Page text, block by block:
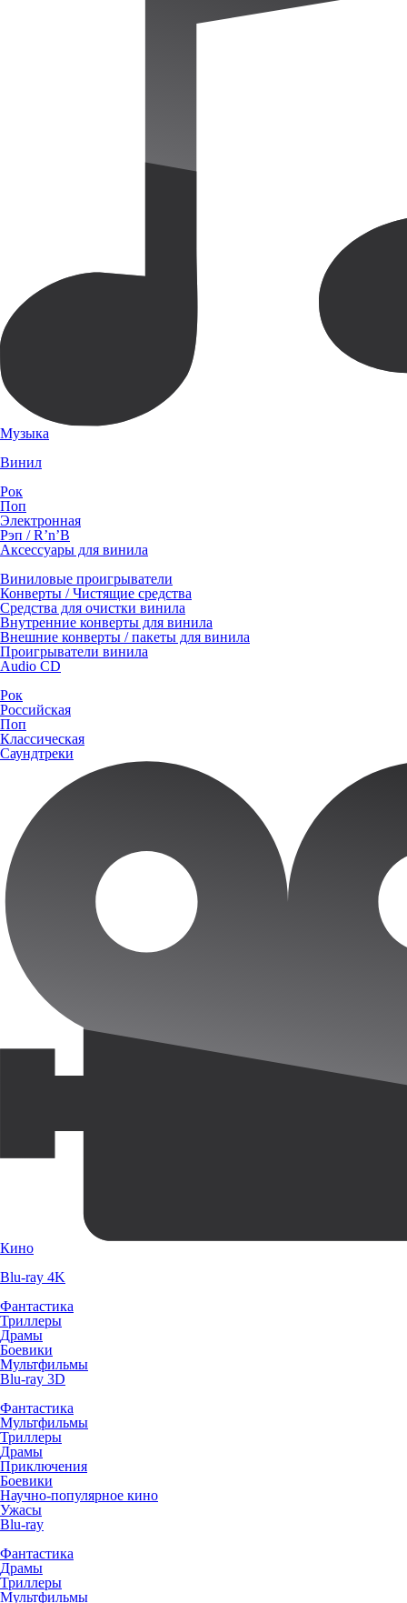
Музыка
Винил
Рок
Поп
Электронная
Рэп / R’n’B
Аксессуары для винила
Виниловые проигрыватели
Конверты / Чистящие средства
Средства для очистки винила
Внутренние конверты для винила
Внешние конверты / пакеты для винила
Проигрыватели винила
Audio CD
Рок
Российская
Поп
Классическая
Саундтреки
Кино
Blu-ray 4K
Фантастика
Триллеры
Драмы
Боевики
Мультфильмы
Blu-ray 3D
Фантастика
Мультфильмы
Триллеры
Драмы
Приключения
Боевики
Научно-популярное кино
Ужасы
Blu-ray
Фантастика
Драмы
Триллеры
Мультфильмы